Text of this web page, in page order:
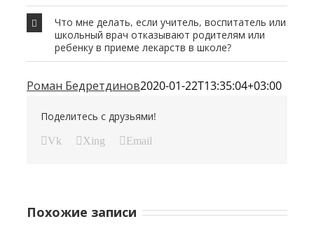
Что мне делать, если учитель, воспитатель или
школьный врач отказывают родителям или
ребенку в приеме лекарств в школе?
Роман Бедретдинов2020-01-22T13:35:04+03:00
Поделитесь с друзьями!
Vk Xing Email
Похожие записи